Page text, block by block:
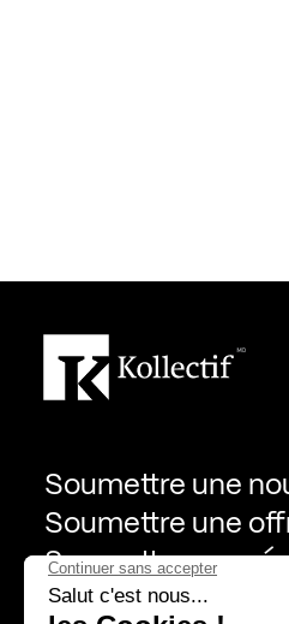
Soumettre une
Soumettre une
Soumettre une